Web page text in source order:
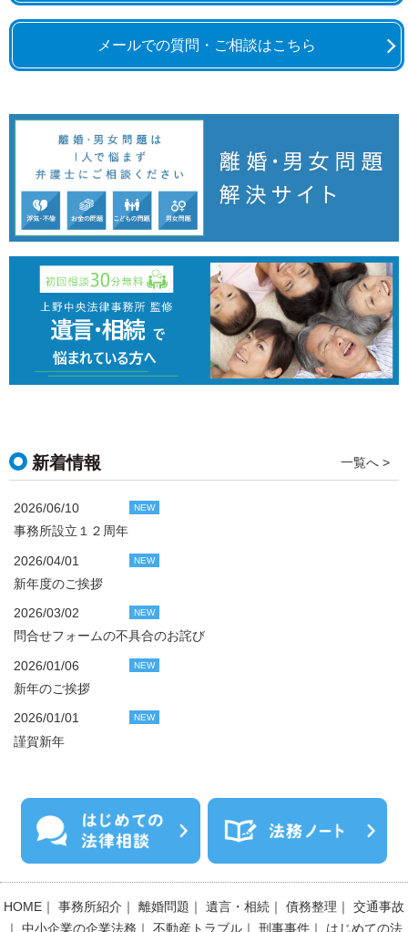
メールでの質問・ご相談はこちら
新着情報 一覧へ >
2026/06/10 NEW
事務所設立１２周年
2026/04/01 NEW
新年度のご挨拶
2026/03/02 NEW
問合せフォームの不具合のお詫び
2026/01/06 NEW
新年のご挨拶
2026/01/01 NEW
謹賀新年
HOME ｜ 事務所紹介 ｜ 離婚問題 ｜ 遺言・相続 ｜ 債務整理 ｜
交通事故
｜
中小企業の企業法務 ｜ 不動産トラブル ｜ 刑事事件 ｜ はじめての法